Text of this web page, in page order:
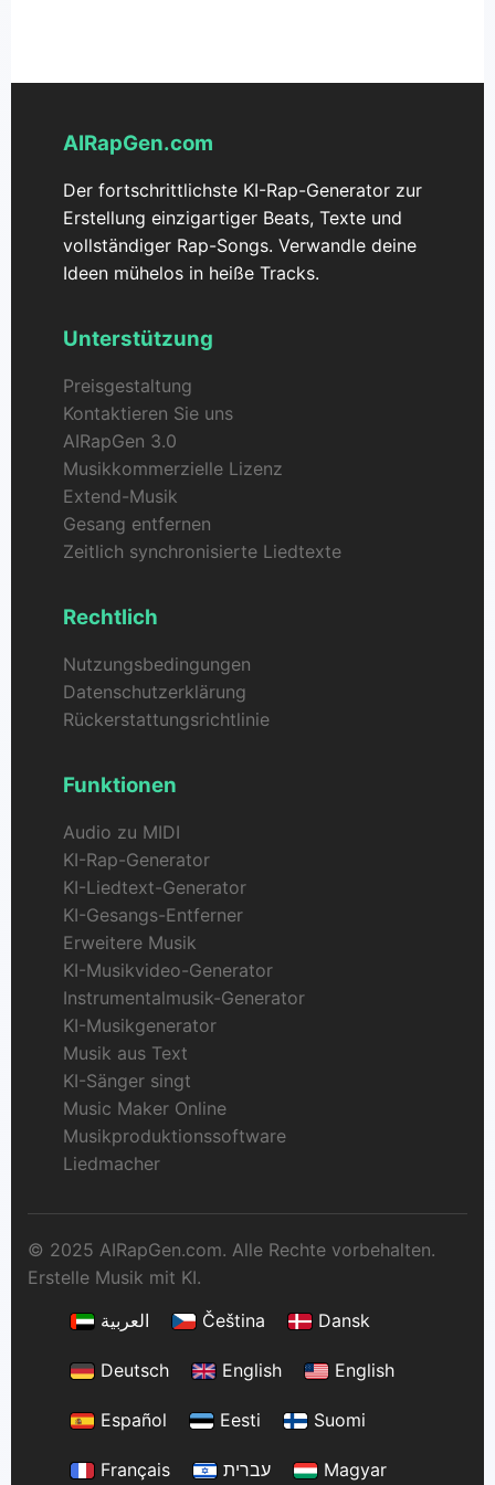
Anwendungen.
AIRapGen.com
Der fortschrittlichste KI-Rap-Generator zur
Erstellung einzigartiger Beats, Texte und
vollständiger Rap-Songs. Verwandle deine
Ideen mühelos in heiße Tracks.
Unterstützung
Preisgestaltung
Kontaktieren Sie uns
AIRapGen 3.0
Musikkommerzielle Lizenz
Extend-Musik
Gesang entfernen
Zeitlich synchronisierte Liedtexte
Rechtlich
Nutzungsbedingungen
Datenschutzerklärung
Rückerstattungsrichtlinie
Funktionen
Audio zu MIDI
KI-Rap-Generator
KI-Liedtext-Generator
KI-Gesangs-Entferner
Erweitere Musik
KI-Musikvideo-Generator
Instrumentalmusik-Generator
KI-Musikgenerator
Musik aus Text
KI-Sänger singt
Music Maker Online
Musikproduktionssoftware
Liedmacher
© 2025 AIRapGen.com. Alle Rechte vorbehalten.
Erstelle Musik mit KI.
العربية
Čeština Dansk
Deutsch English English
Español Eesti Suomi
Français עברית Magyar